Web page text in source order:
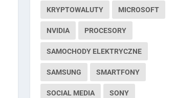
KRYPTOWALUTY MICROSOFT
NVIDIA PROCESORY
SAMOCHODY ELEKTRYCZNE
SAMSUNG SMARTFONY
SOCIAL MEDIA SONY